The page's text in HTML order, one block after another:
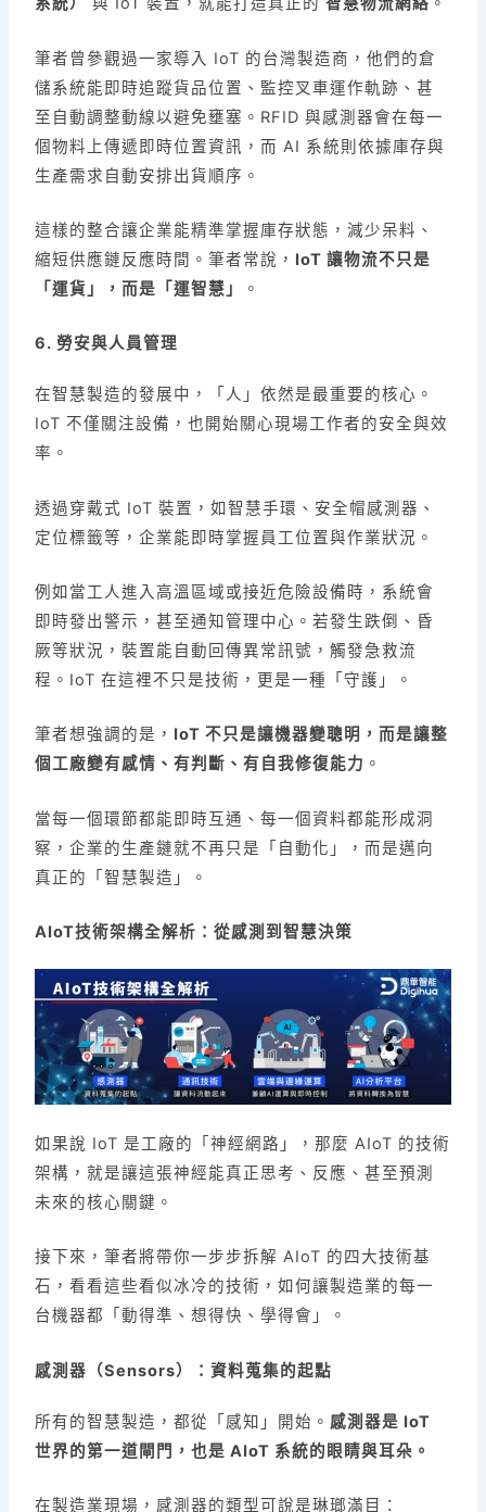
筆者曾參觀過一家導入 IoT 的台灣製造商，他們的倉
儲系統能即時追蹤貨品位置、監控叉車運作軌跡、甚
至自動調整動線以避免壅塞。RFID 與感測器會在每一
個物料上傳遞即時位置資訊，而 AI 系統則依據庫存與
生產需求自動安排出貨順序。
這樣的整合讓企業能精準掌握庫存狀態，減少呆料、
縮短供應鏈反應時間。筆者常說， IoT 讓物流不只是
「運貨」，而是「運智慧」
。
6. 勞安與人員管理
在智慧製造的發展中，「人」依然是最重要的核心。
IoT 不僅關注設備，也開始關心現場工作者的安全與效
率。
透過穿戴式 IoT 裝置，如智慧手環、安全帽感測器、
定位標籤等，企業能即時掌握員工位置與作業狀況。
例如當工人進入高溫區域或接近危險設備時，系統會
即時發出警示，甚至通知管理中心。若發生跌倒、昏
厥等狀況，裝置能自動回傳異常訊號，觸發急救流
程。IoT 在這裡不只是技術，更是一種「守護」。
筆者想強調的是， IoT 不只是讓機器變聰明，而是讓整
個工廠變有感情、有判斷、有自我修復能力 。
當每一個環節都能即時互通、每一個資料都能形成洞
察，企業的生產鏈就不再只是「自動化」，而是邁向
真正的「智慧製造」。
AIoT技術架構全解析：從感測到智慧決策
如果說 IoT 是工廠的「神經網路」，那麼 AIoT 的技術
架構，就是讓這張神經能真正思考、反應、甚至預測
未來的核心關鍵。
接下來，筆者將帶你一步步拆解 AIoT 的四大技術基
石，看看這些看似冰冷的技術，如何讓製造業的每一
台機器都「動得準、想得快、學得會」。
感測器（Sensors）：資料蒐集的起點
所有的智慧製造，都從「感知」開始。 感測器是 IoT
世界的第一道閘門，也是 AIoT 系統的眼睛與耳朵。
在製造業現場，感測器的類型可說是琳瑯滿目：